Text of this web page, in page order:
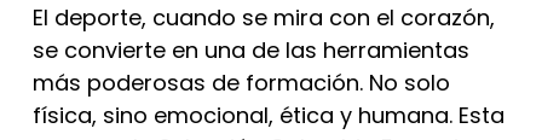
El deporte, cuando se mira con el corazón,
se convierte en una de las herramientas
más poderosas de formación. No solo
física, sino emocional, ética y humana. Esta